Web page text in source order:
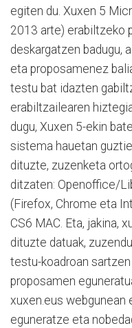
egiten du. Xuxen 5
2013 arte) erabiltzeko
deskargatzen badugu,
eta proposamenez
testu bat idazten
erabiltzailearen
dugu, Xuxen 5-ekin
sistema hauetan
dituzte, zuzenketa
ditzaten: Openoffice/
(Firefox, Chrome eta
CS6 MAC. Eta, jakina,
dituzte datuak,
testu-koadroan
proposamen
xuxen.eus webgunean
eguneratze eta